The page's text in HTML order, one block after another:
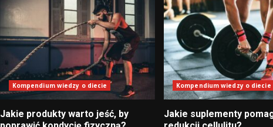
Kompendium wiedzy o diecie
Jakie produkty warto jeść, by
Kompendium wiedzy o diecie
Jakie suplementy